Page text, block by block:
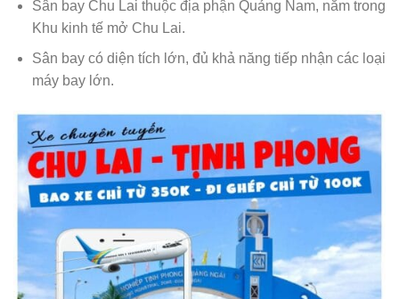
Sân bay Chu Lai thuộc địa phận Quảng Nam, nằm trong
Khu kinh tế mở Chu Lai.
Sân bay có diện tích lớn, đủ khả năng tiếp nhận các loại
máy bay lớn.